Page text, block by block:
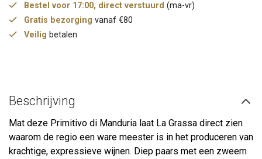
Bestel voor 17:00, direct verstuurd (ma-vr)
Gratis bezorging vanaf €80
Veilig betalen
Beschrijving
Mat deze Primitivo di Manduria laat La Grassa direct zien
waarom de regio een ware meester is in het produceren van
krachtige, expressieve wijnen. Diep paars met een zweem